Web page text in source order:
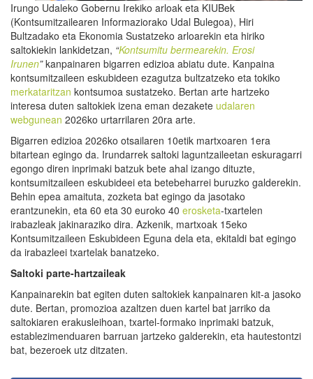
Irungo Udaleko Gobernu Irekiko arloak eta KIUBek
(Kontsumitzailearen Informaziorako Udal Bulegoa), Hiri
Bultzadako eta Ekonomia Sustatzeko arloarekin eta hiriko
saltokiekin lankidetzan, “Kontsumitu bermearekin. Erosi
Irunen”kanpainaren bigarren edizioa abiatu dute. Kanpaina
kontsumitzaileen eskubideen ezagutza bultzatzeko eta tokiko
merkataritzan kontsumoa sustatzeko. Bertan arte hartzeko
interesa duten saltokiek izena eman dezakete udalaren
webgunean 2026ko urtarrilaren 20ra arte.
Bigarren edizioa 2026ko otsailaren 10etik martxoaren 1era
bitartean egingo da. Irundarrek saltoki laguntzaileetan eskuragarri
egongo diren inprimaki batzuk bete ahal izango dituzte,
kontsumitzaileen eskubideei eta betebeharrei buruzko galderekin.
Behin epea amaituta, zozketa bat egingo da jasotako
erantzunekin, eta 60 eta 30 euroko 40 erosketa-txartelen
irabazleak jakinaraziko dira. Azkenik, martxoak 15eko
Kontsumitzaileen Eskubideen Eguna dela eta, ekitaldi bat egingo
da irabazleei txartelak banatzeko.
Saltoki parte-hartzaileak
Kanpainarekin bat egiten duten saltokiek kanpainaren kit-a jasoko
dute. Bertan, promozioa azaltzen duen kartel bat jarriko da
saltokiaren erakusleihoan, txartel-formako inprimaki batzuk,
establezimenduaren barruan jartzeko galderekin, eta hautestontzi
bat, bezeroek utz ditzaten.